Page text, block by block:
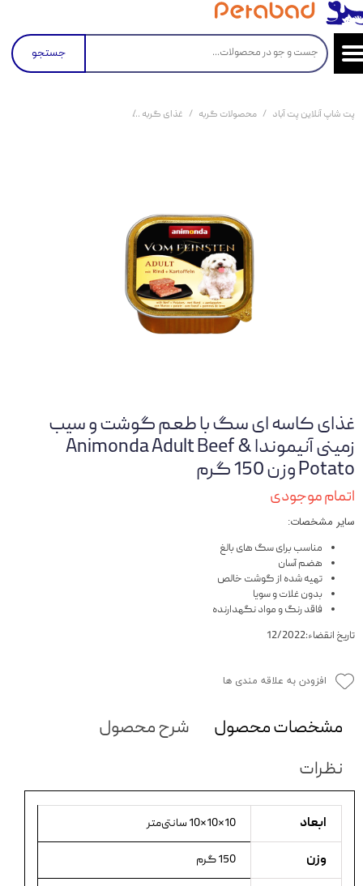
جستجو
پت شاپ آنلاین پت آباد محصولات گربه غذای گربه
غذای کاسه ای سگ با طعم گوشت و سیب
زمینی آنیموندا Animonda Adult Beef &
Potato وزن 150 گرم
اتمام موجودی
سایر مشخصات:
مناسب برای سگ های بالغ
هضم آسان
تهیه شده از گوشت خالص
بدون غلات و سویا
فاقد رنگ و مواد نگهدارنده
تاریخ انقضاء:12/2022
افزودن به علاقه مندی ها
مشخصات محصول
شرح محصول
نظرات
ابعاد 10×10×10 سانتی‌متر
وزن 150 گرم